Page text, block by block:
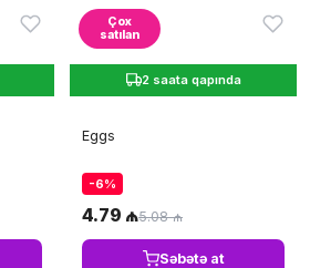
Çox
satılan
2 saata qapında
Eggs
-6%
4.79 ₼5.08 ₼
Səbətə at